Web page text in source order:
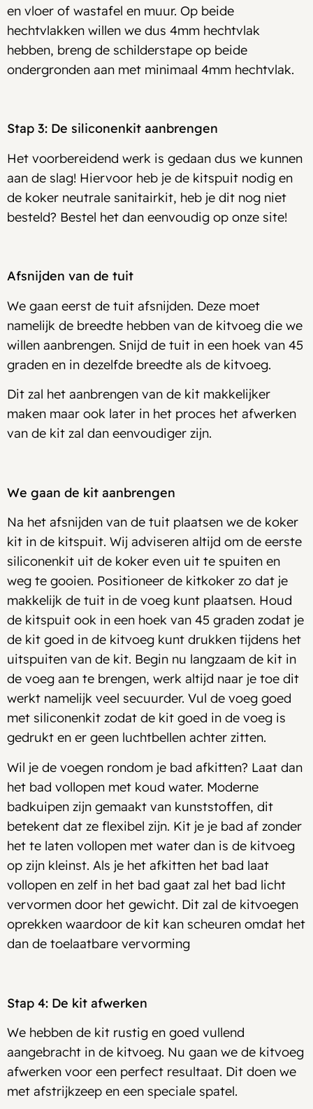
en vloer of wastafel en muur. Op beide
hechtvlakken willen we dus 4mm hechtvlak
hebben, breng de schilderstape op beide
ondergronden aan met minimaal 4mm hechtvlak.
Stap 3: De siliconenkit aanbrengen
Het voorbereidend werk is gedaan dus we kunnen
aan de slag! Hiervoor heb je de kitspuit nodig en
de koker neutrale sanitairkit, heb je dit nog niet
besteld? Bestel het dan eenvoudig op onze site!
Afsnijden van de tuit
We gaan eerst de tuit afsnijden. Deze moet
namelijk de breedte hebben van de kitvoeg die we
willen aanbrengen. Snijd de tuit in een hoek van 45
graden en in dezelfde breedte als de kitvoeg.
Dit zal het aanbrengen van de kit makkelijker
maken maar ook later in het proces het afwerken
van de kit zal dan eenvoudiger zijn.
We gaan de kit aanbrengen
Na het afsnijden van de tuit plaatsen we de koker
kit in de kitspuit. Wij adviseren altijd om de eerste
siliconenkit uit de koker even uit te spuiten en
weg te gooien. Positioneer de kitkoker zo dat je
makkelijk de tuit in de voeg kunt plaatsen. Houd
de kitspuit ook in een hoek van 45 graden zodat je
de kit goed in de kitvoeg kunt drukken tijdens het
uitspuiten van de kit. Begin nu langzaam de kit in
de voeg aan te brengen, werk altijd naar je toe dit
werkt namelijk veel secuurder. Vul de voeg goed
met siliconenkit zodat de kit goed in de voeg is
gedrukt en er geen luchtbellen achter zitten.
Wil je de voegen rondom je bad afkitten? Laat dan
het bad vollopen met koud water. Moderne
badkuipen zijn gemaakt van kunststoffen, dit
betekent dat ze flexibel zijn. Kit je je bad af zonder
het te laten vollopen met water dan is de kitvoeg
op zijn kleinst. Als je het afkitten het bad laat
vollopen en zelf in het bad gaat zal het bad licht
vervormen door het gewicht. Dit zal de kitvoegen
oprekken waardoor de kit kan scheuren omdat het
dan de toelaatbare vervorming
Stap 4: De kit afwerken
We hebben de kit rustig en goed vullend
aangebracht in de kitvoeg. Nu gaan we de kitvoeg
afwerken voor een perfect resultaat. Dit doen we
met afstrijkzeep en een speciale spatel.